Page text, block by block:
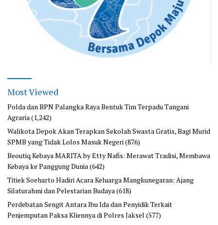
Most Viewed
Polda dan BPN Palangka Raya Bentuk Tim Terpadu Tangani
Agraria(1,242)
Walikota Depok Akan Terapkan Sekolah Swasta Gratis, Bagi Murid
SPMB yang Tidak Lolos Masuk Negeri(876)
Beoutiq Kebaya MARITA by Etty Nafis: Merawat Tradisi, Membawa
Kebaya ke Panggung Dunia(642)
Titiek Soeharto Hadiri Acara Keluarga Mangkunegaran: Ajang
Silaturahmi dan Pelestarian Budaya(618)
Perdebatan Sengit Antara Ibu Ida dan Penyidik Terkait
Penjemputan Paksa Kliennya di Polres Jaksel (577)